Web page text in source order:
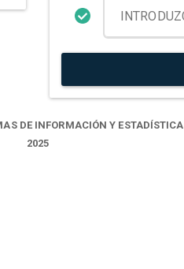
DE INFORMACIÓN Y ESTADÍSTICA
2025